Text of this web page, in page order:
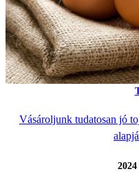
Vásároljunk tudatosan jó